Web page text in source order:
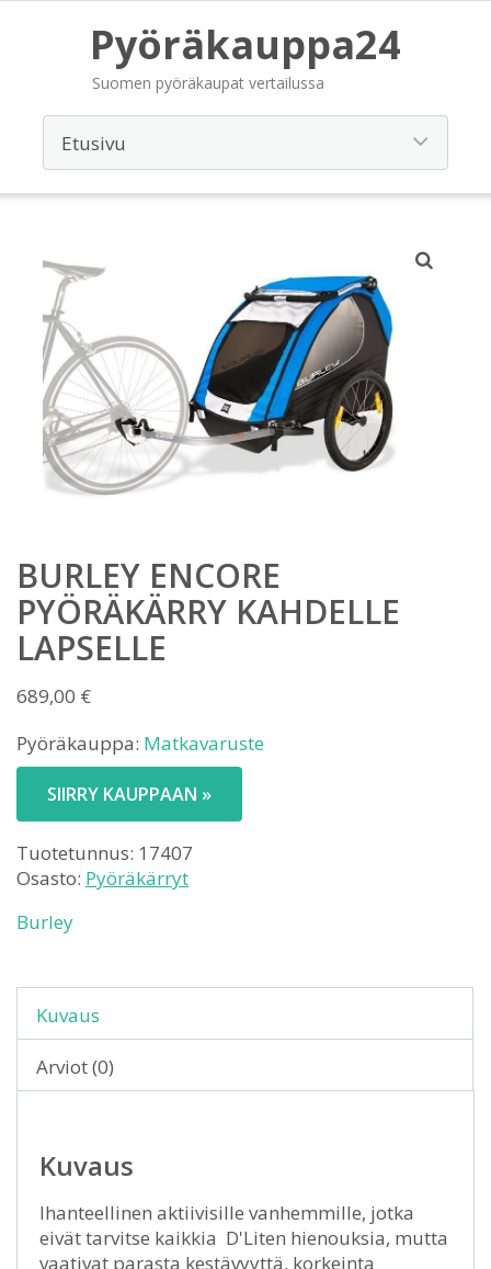
Pyöräkauppa24
Suomen pyöräkaupat vertailussa
BURLEY ENCORE
PYÖRÄKÄRRY KAHDELLE
LAPSELLE
689,00 €
Pyöräkauppa: Matkavaruste
SIIRRY KAUPPAAN »
Tuotetunnus: 17407
Osasto: Pyöräkärryt
Burley
Kuvaus
Arviot (0)
Kuvaus
Ihanteellinen aktiivisille vanhemmille, jotka
eivät tarvitse kaikkia D'Liten hienouksia, mutta
vaativat parasta kestävyyttä, korkeinta